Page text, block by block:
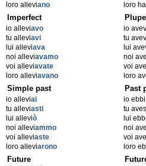
loro alleviano
loro
Imperfect
io alleviavo
tu alleviavi
lui alleviava
noi alleviavamo
voi alleviavate
loro alleviavano
io
tu
lui
noi
voi
loro
Simple past
io alleviai
tu alleviasti
lui alleviò
noi alleviammo
voi alleviaste
loro alleviarono
Past
io
tu
lui
noi
voi
loro
Future